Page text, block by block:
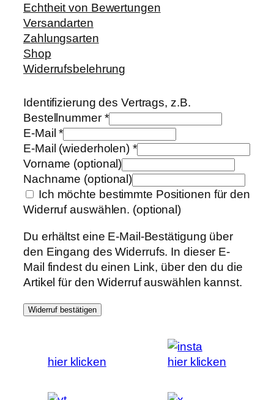
Echtheit von Bewertungen
Versandarten
Zahlungsarten
Shop
Widerrufsbelehrung
Identifizierung des Vertrags, z.B.
Bestellnummer *
E-Mail*
E-Mail (wiederholen) *
Vorname (optional)
Nachname (optional)
Ich möchte bestimmte Positionen für den
Widerruf auswählen. (optional)
Du erhältst eine E-Mail-Bestätigung über
den Eingang des Widerrufs. In dieser E-
Mail findest du einen Link, über den du die
Artikel für den Widerruf auswählen kannst.
Widerruf bestätigen
hier klicken hier klicken